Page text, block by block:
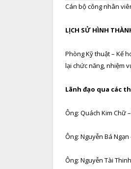
Cán bộ công nhân
LỊCH SỬ HÌNH
Phòng Kỹ thuật – Kế
lại chức năng, nhiệm
Lãnh đạo qua các
Ông: Quách Kim Chữ
Ông: Nguyễn Bá
Ông: Nguyễn Tài